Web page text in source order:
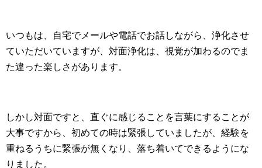
いつもは、自宅でメールや電話でお話しながら、浄化させ
ていただいていますが、対面浄化は、視覚が加わるのでま
た違った楽しさがあります。
しかし対面ですと、直ぐに感じることを言葉にすることが
大事ですから、初めての時は緊張していましたが、経験を
重ねるうちに緊張が無くなり、落ち着いてできるようにな
りました。